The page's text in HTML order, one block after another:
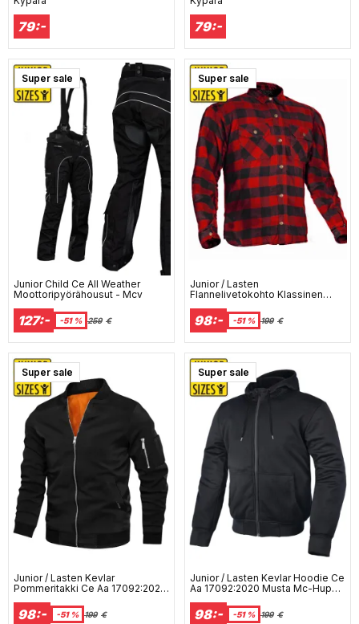
79:- 79:-
Super sale
Junior Child Ce All Weather
Moottoripyörähousut - Mcv
127:- -51 % 259 €
Super sale
Junior / Lasten
Flannelivetokohto Klassinen
- Mcv
98:- -51 % 199 €
Super sale
Junior / Lasten Kevlar
Pommeritakki Ce Aa 17092:2020
98:- -51 % 199 €
Super sale
Junior / Lasten Kevlar Hoodie Ce
Aa 17092:2020 Musta Mc-Huppa
98:- -51 % 199 €